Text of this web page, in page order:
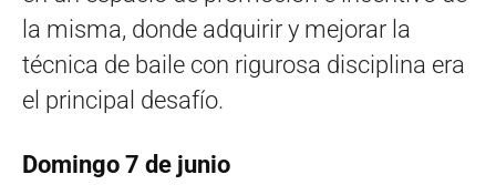
la misma, donde adquirir y mejorar la
técnica de baile con rigurosa disciplina era
el principal desafío.
Domingo 7 de junio